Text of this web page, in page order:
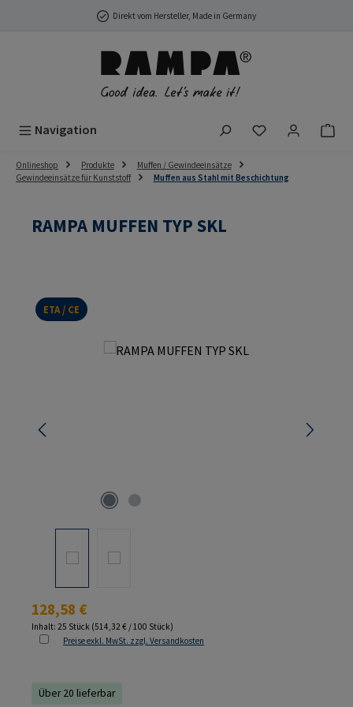
Zum Hauptinhalt springenDirekt vom Hersteller, Made in Germany
Navigation Du hast 0
Onlineshop Produkte
Muffen / Gewindeeinsätze
Gewindeeinsätze für Kunststoff
Muffen aus Stahl mit Beschichtung
RAMPA MUFFEN TYP SKL
ETA / CE
Bildergalerie überspringen
Regulärer Preis:
128,58 €
Inhalt: 25 Stück (514,32 € / 100 Stück)
Preise exkl. MwSt. zzgl. Versandkosten
Über 20 lieferbar